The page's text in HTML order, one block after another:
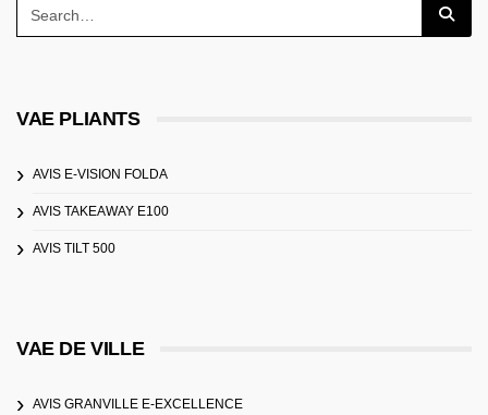
VAE PLIANTS
AVIS E-VISION FOLDA
AVIS TAKEAWAY E100
AVIS TILT 500
VAE DE VILLE
AVIS GRANVILLE E-EXCELLENCE